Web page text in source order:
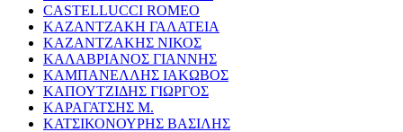
CASTELLUCCI ROMEO
ΚΑΖΑΝΤΖΑΚΗ ΓΑΛΑΤΕΙΑ
ΚΑΖΑΝΤΖΑΚΗΣ ΝΙΚΟΣ
ΚΑΛΑΒΡΙΑΝΟΣ ΓΙΑΝΝΗΣ
ΚΑΜΠΑΝΕΛΛΗΣ ΙΑΚΩΒΟΣ
ΚΑΠΟΥΤΖΙΔΗΣ ΓΙΩΡΓΟΣ
ΚΑΡΑΓΑΤΣΗΣ Μ.
ΚΑΤΣΙΚΟΝΟΥΡΗΣ ΒΑΣΙΛΗΣ